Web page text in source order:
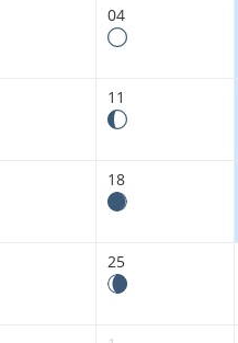
04
11
18
25